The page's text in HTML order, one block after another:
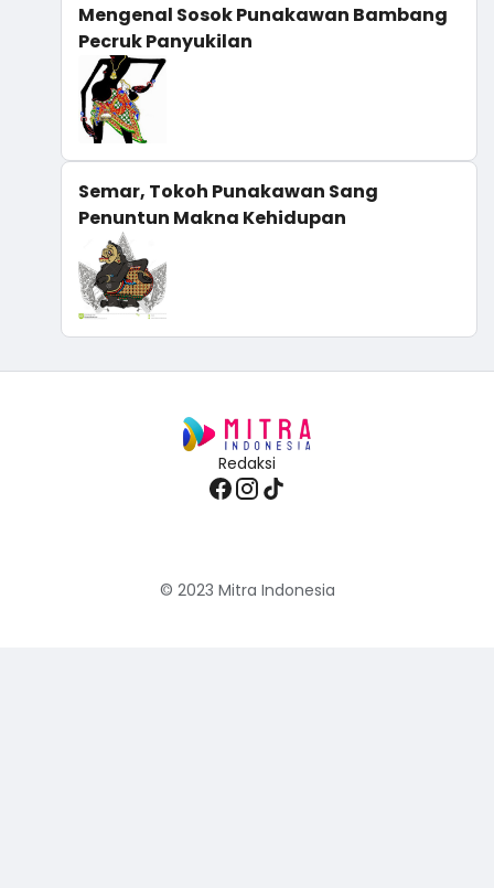
Mengenal Sosok Punakawan Bambang
Pecruk Panyukilan
Semar, Tokoh Punakawan Sang
Penuntun Makna Kehidupan
Redaksi
© 2023 Mitra Indonesia